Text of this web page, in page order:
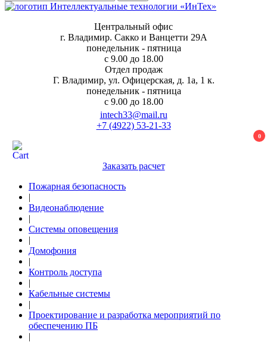
Центральный офис
г. Владимир. Сакко и Ванцетти 29А
понедельник - пятница
с 9.00 до 18.00
Отдел продаж
Г. Владимир, ул. Офицерская, д. 1а, 1 к.
понедельник - пятница
с 9.00 до 18.00
intech33@mail.ru
+7 (4922) 53-21-33
0
Заказать расчет
Пожарная безопасность
|
Видеонаблюдение
|
Системы оповещения
|
Домофония
|
Контроль доступа
|
Кабельные системы
|
Проектирование и разработка мероприятий по
обеспечению ПБ
|